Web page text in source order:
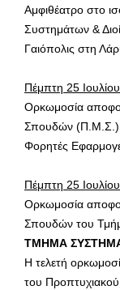
Αμφιθέατρο στο
Συστημάτων &
Γαιόπολις στη
Πέμπτη 25
Ορκωμοσία
Σπουδών (Π.Μ.Σ.)
Φορητές
Πέμπτη 25
Ορκωμοσία
Σπουδών του
ΤΜΗΜΑ
Η τελετή
του